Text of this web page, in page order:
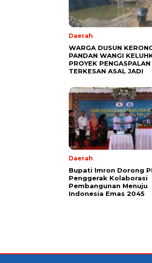
Daerah
WARGA DUSUN
PANDAN WANGI
PROYEK
TERKESAN ASAL JADI
Daerah
Bupati Imron Dorong
Penggerak Kolaborasi
Pembangunan Menuju
Indonesia Emas 2045